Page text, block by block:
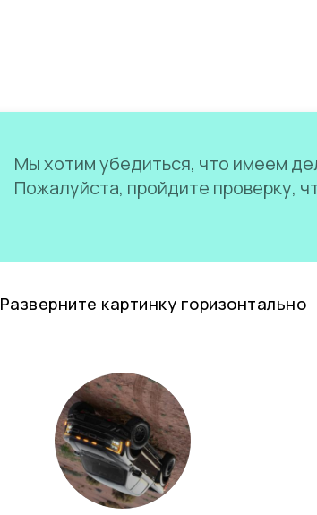
Мы хотим убедиться, что имеем
Пожалуйста, пройдите проверку,
Разверните картинку горизонтально